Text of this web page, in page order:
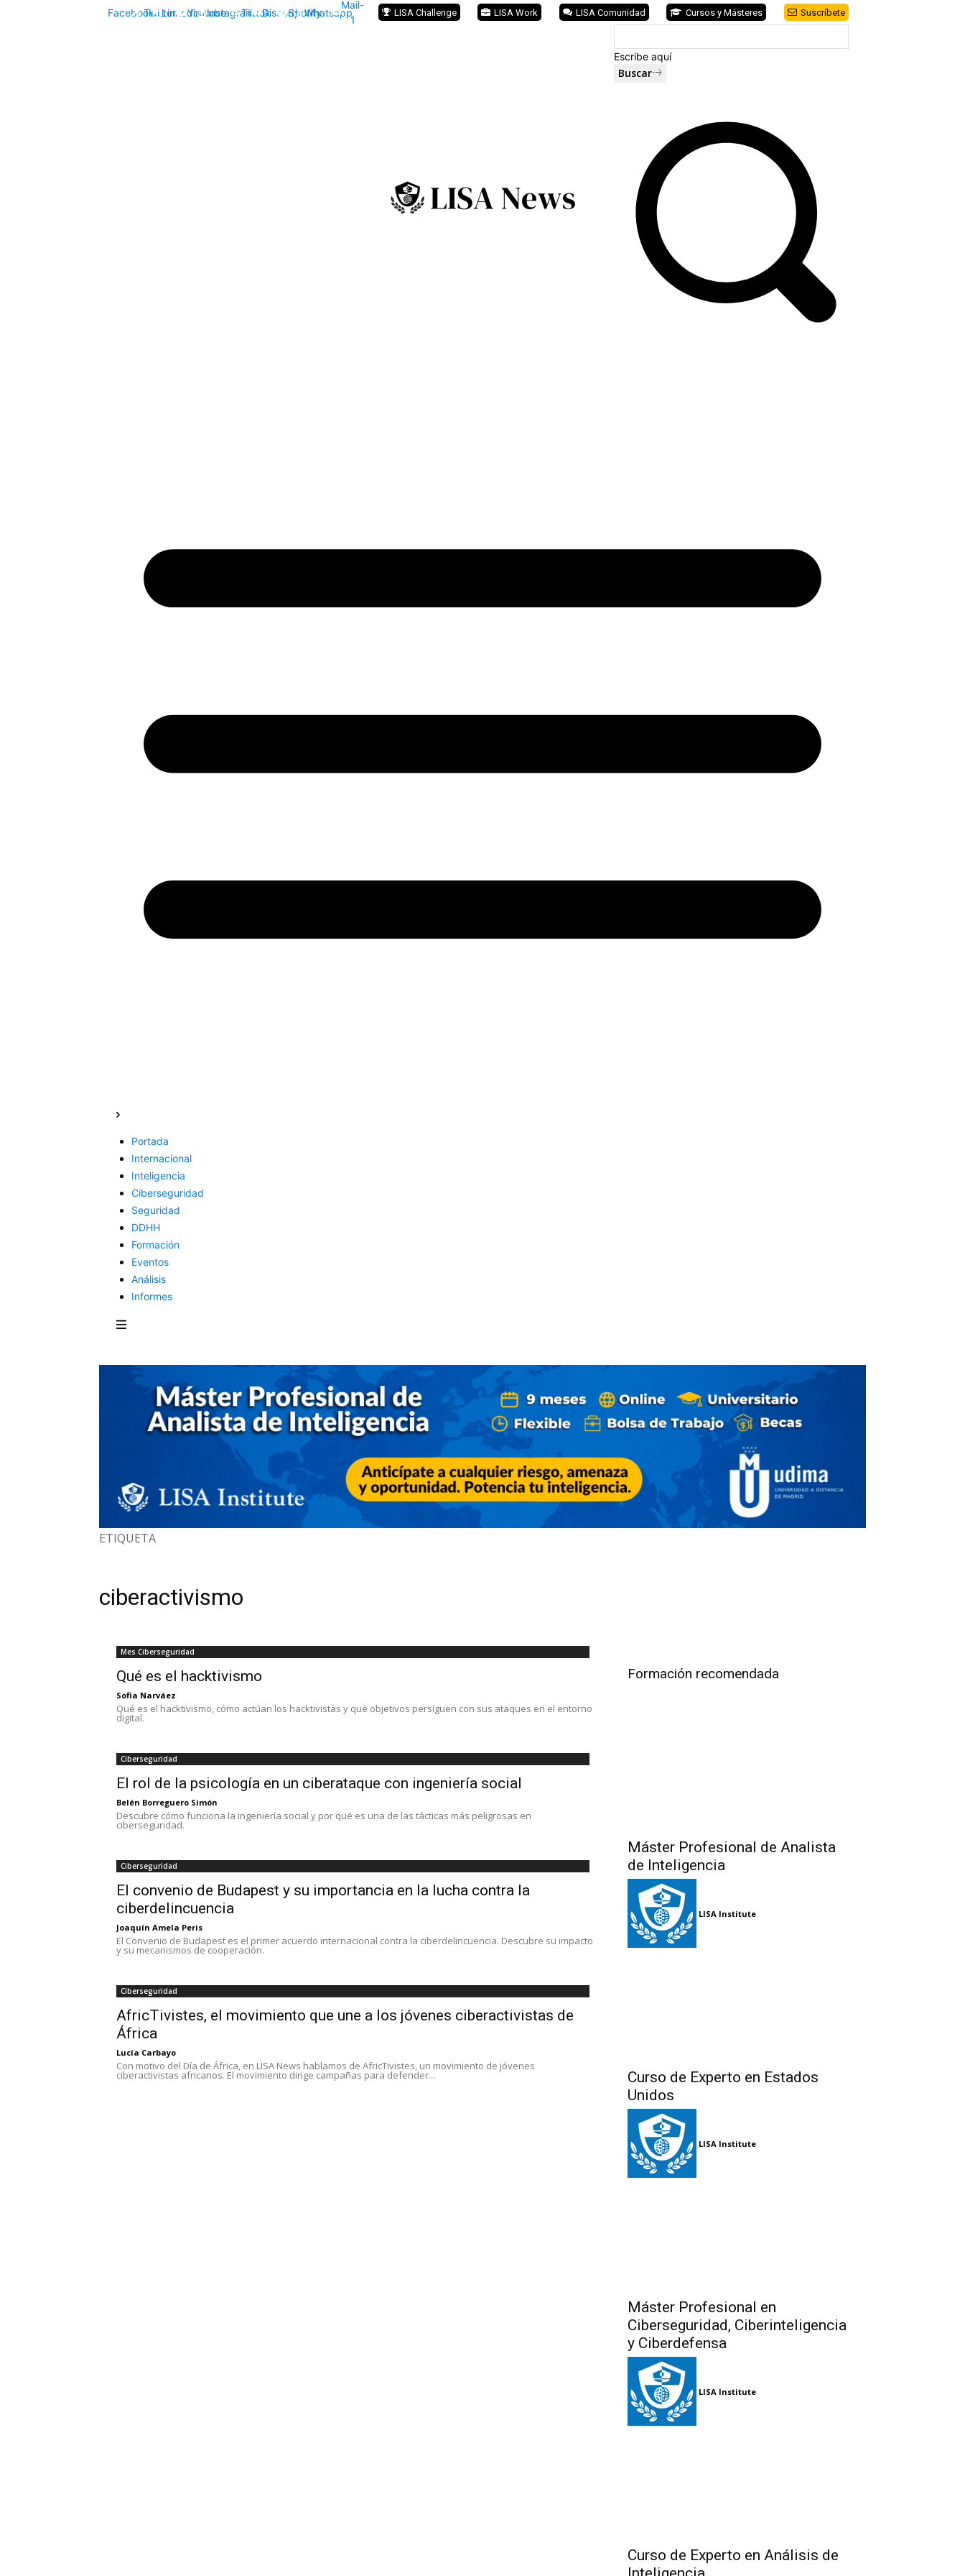
Suscríbete
Cursos y Másteres
LISA Comunidad
LISA Work
LISA Challenge
FacebookTwitterLinkedinYoutubeInstagramTiktokDiscordSpotifyWhatsapp
Mail-
1
Escribe aquí
Buscar
Portada
Internacional
Inteligencia
Ciberseguridad
Seguridad
DDHH
Formación
Eventos
Análisis
Informes
ETIQUETA
ciberactivismo
Mes Ciberseguridad
Qué es el hacktivismo
Sofia Narváez
Qué es el hacktivismo, cómo actúan los hacktivistas y qué objetivos persiguen con sus ataques en el entorno
digital.
Ciberseguridad
El rol de la psicología en un ciberataque con ingeniería social
Belén Borreguero Simón
Descubre cómo funciona la ingeniería social y por qué es una de las tácticas más peligrosas en
ciberseguridad.
Ciberseguridad
El convenio de Budapest y su importancia en la lucha contra la
ciberdelincuencia
Joaquín Amela Peris
El Convenio de Budapest es el primer acuerdo internacional contra la ciberdelincuencia. Descubre su impacto
y su mecanismos de cooperación.
Ciberseguridad
AfricTivistes, el movimiento que une a los jóvenes ciberactivistas de
África
Lucía Carbayo
Con motivo del Día de África, en LISA News hablamos de AfricTivistes, un movimiento de jóvenes
ciberactivistas africanos. El movimiento dirige campañas para defender...
Formación recomendada
Máster Profesional de Analista
de Inteligencia
LISA Institute
Curso de Experto en Estados
Unidos
LISA Institute
Máster Profesional en
Ciberseguridad, Ciberinteligencia
y Ciberdefensa
LISA Institute
Curso de Experto en Análisis de